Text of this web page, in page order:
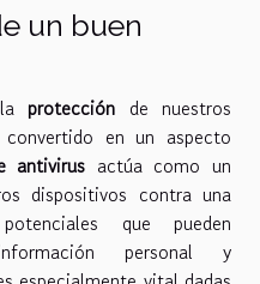
un buen
laprotección de nuestros
en un aspecto
antivirus actúa como un
dispositivos contra una
que pueden
personal y